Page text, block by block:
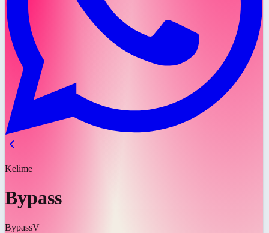
Kelime
Bypass
BypassV